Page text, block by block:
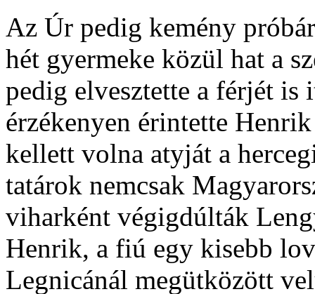
Az Úr pedig kemény
hét gyermeke közül hat a
pedig elvesztette a férjét
érzékenyen érintette
kellett volna atyját a
tatárok nemcsak
viharként végigdúlták
Henrik, a fiú egy kisebb
Legnicánál megütközött